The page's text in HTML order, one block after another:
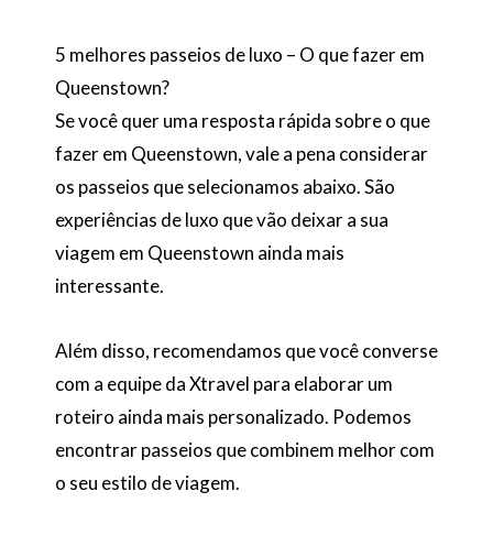
5 melhores passeios de luxo – O que fazer em
Queenstown?
Se você quer uma resposta rápida sobre o que
fazer em Queenstown, vale a pena considerar
os passeios que selecionamos abaixo. São
experiências de luxo que vão deixar a sua
viagem em Queenstown ainda mais
interessante.
Além disso, recomendamos que você converse
com a equipe da Xtravel para elaborar um
roteiro ainda mais personalizado. Podemos
encontrar passeios que combinem melhor com
o seu estilo de viagem.